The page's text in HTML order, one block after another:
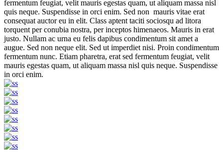
fermentum feugiat, velit mauris egestas quam, ut aliquam massa nisl
quis neque. Suspendisse in orci enim. Sed non mauris vitae erat
consequat auctor eu in elit. Class aptent taciti sociosqu ad litora
torquent per conubia nostra, per inceptos himenaeos. Mauris in erat
justo. Nullam ac urna eu felis dapibus condimentum sit amet a
augue. Sed non neque elit. Sed ut imperdiet nisi. Proin condimentum
fermentum nunc. Etiam pharetra, erat sed fermentum feugiat, velit
mauris egestas quam, ut aliquam massa nisl quis neque. Suspendisse
in orci enim.